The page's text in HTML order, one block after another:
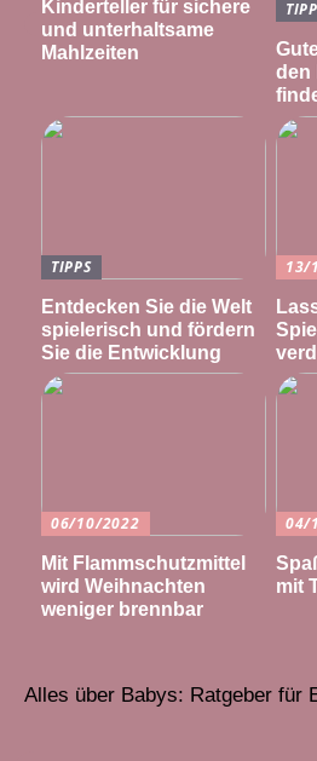
Kinderteller für sichere
und unterhaltsame
Mahlzeiten
den
TIPPS
Entdecken Sie die Welt
spielerisch und fördern
Sie die Entwicklung
13/
06/10/2022
Mit Flammschutzmittel
wird Weihnachten
weniger brennbar
04/
mit
Alles über Babys: Ratgeber für